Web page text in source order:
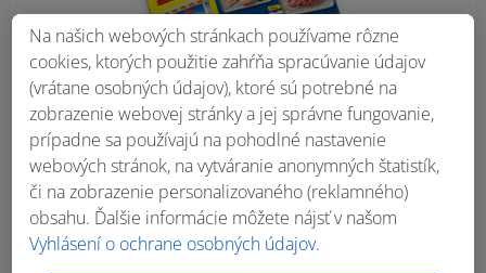
Na našich webových stránkach používame rôzne
cookies, ktorých použitie zahŕňa spracúvanie údajov
(vrátane osobných údajov), ktoré sú potrebné na
zobrazenie webovej stránky a jej správne fungovanie,
prípadne sa používajú na pohodlné nastavenie
webových stránok, na vytváranie anonymných štatistík,
či na zobrazenie personalizovaného (reklamného)
obsahu. Ďalšie informácie môžete nájsť v našom
Vyhlásení o ochrane osobných údajov.